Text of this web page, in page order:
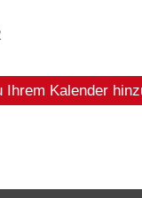
Ihrem Kalender